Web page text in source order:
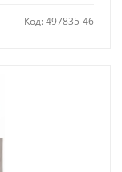
Код: 497835-46